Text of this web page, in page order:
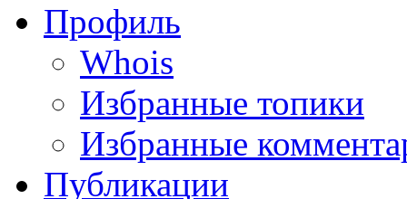
Профиль
Whois
Избранные топики
Избранные
Публикации